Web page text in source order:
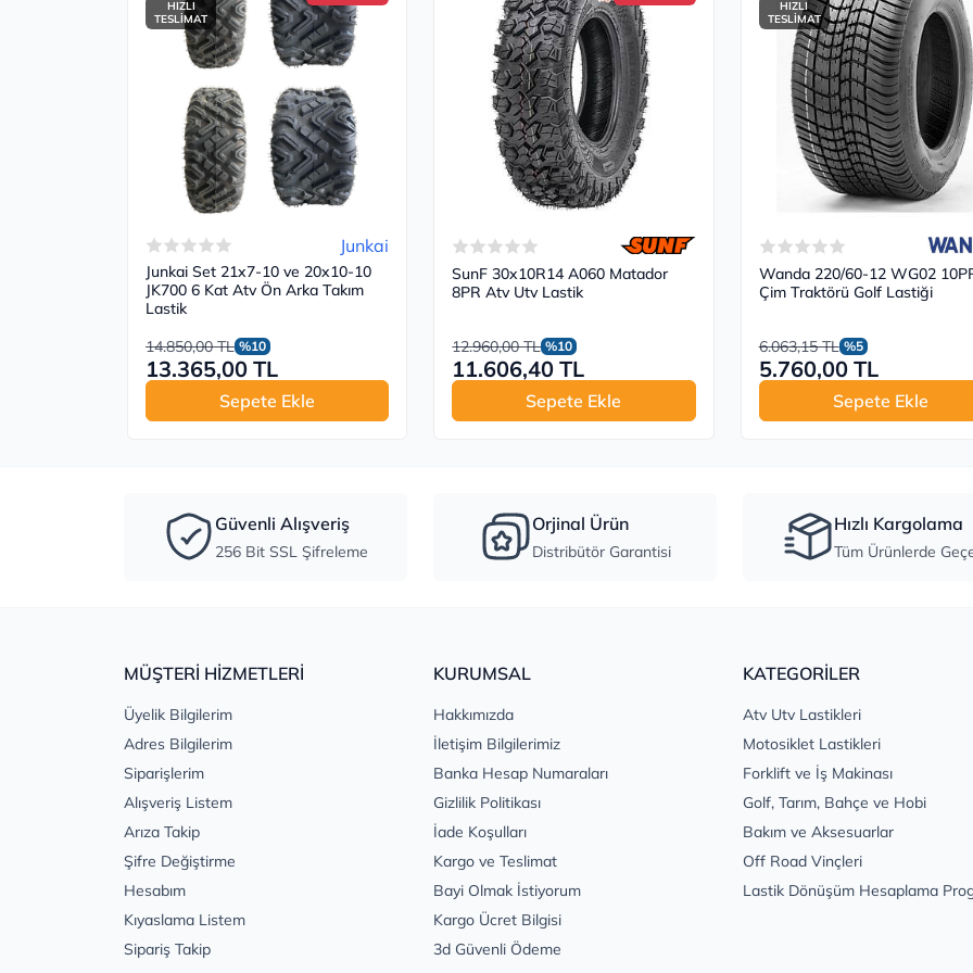
HIZLI
TESLİMAT
Junkai
Junkai Set 21x7-10 ve 20x10-10
JK700 6 Kat Atv Ön Arka Takım
Lastik
14.850,00 TL %10
13.365,00 TL
Sepete Ekle
SunF 30x10R14 A060 Matador
8PR Atv Utv Lastik
12.960,00 TL %10
11.606,40 TL
Sepete Ekle
HIZLI
TESLİMAT
Wanda 220/60-12 WG02
Çim Traktörü Golf Lastiği
6.063,15 TL %5
5.760,00 TL
Sepete Ekle
Güvenli Alışveriş
256 Bit SSL Şifreleme
Orjinal Ürün
Distribütör Garantisi
Hızlı Kargolama
Tüm Ürünlerde
MÜŞTERİ HİZMETLERİ
Üyelik Bilgilerim
Adres Bilgilerim
Siparişlerim
Alışveriş Listem
Arıza Takip
Şifre Değiştirme
Hesabım
Kıyaslama Listem
Sipariş Takip
KURUMSAL
Hakkımızda
İletişim Bilgilerimiz
Banka Hesap Numaraları
Gizlilik Politikası
İade Koşulları
Kargo ve Teslimat
Bayi Olmak İstiyorum
Kargo Ücret Bilgisi
3d Güvenli Ödeme
KATEGORİLER
Atv Utv Lastikleri
Motosiklet Lastikleri
Forklift ve İş Makinası
Golf, Tarım, Bahçe ve Hobi
Bakım ve Aksesuarlar
Off Road Vinçleri
Lastik Dönüşüm Hesaplama